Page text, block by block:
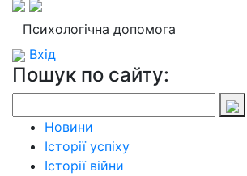
Психологічна допомога
Вхід
Пошук по сайту:
Новини
Історії успіху
Історії війни